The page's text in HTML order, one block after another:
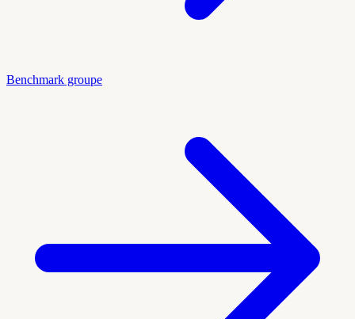
Benchmark groupe